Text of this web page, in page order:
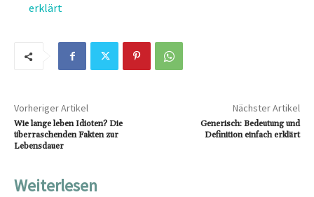
erklärt
Vorheriger Artikel
Wie lange leben Idioten? Die
überraschenden Fakten zur
Lebensdauer
Nächster Artikel
Generisch: Bedeutung und
Definition einfach erklärt
Weiterlesen